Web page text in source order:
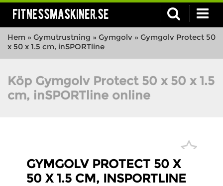
fitnessmaskiner.se
Hem » Gymutrustning » Gymgolv » Gymgolv Protect 50
x 50 x 1.5 cm, inSPORTline
Köp Gymgolv Protect 50 x 50 x 1.5
cm, inSPORTline online
GYMGOLV PROTECT 50 X
50 X 1.5 CM, INSPORTLINE